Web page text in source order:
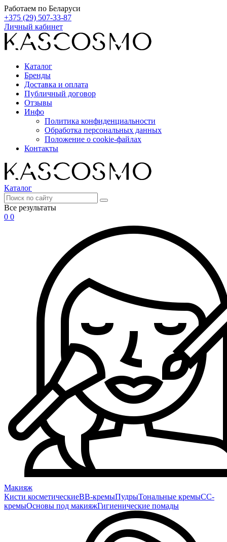
Работаем по Беларуси
+375 (29) 507-33-87
Личный кабинет
Каталог
Бренды
Доставка и оплата
Публичный договор
Отзывы
Инфо
Политика конфиденциальности
Обработка персональных данных
Положение о cookie-файлах
Контакты
Каталог
Все результаты
0 0
Макияж
Кисти косметическиеBB-кремыПудрыТональные кремыCC-
кремыОсновы под макияжГигиенические помады